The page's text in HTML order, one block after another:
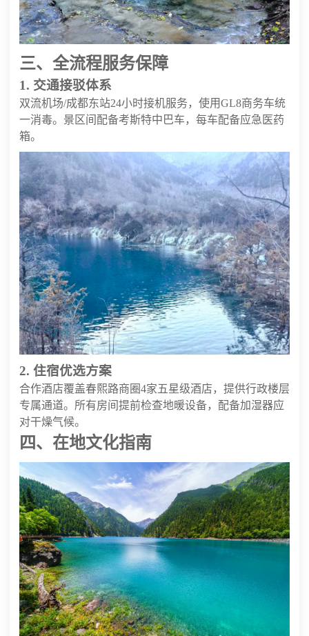
三、全流程服务保障
1. 交通接驳体系
双流机场/成都东站24小时接机服务，使用GL8商务车统
一消毒。景区间配备考斯特中巴车，每车配备应急医药
箱。
2. 住宿优选方案
合作酒店覆盖春熙路商圈4家五星级酒店，提供行政楼层
专属通道。所有房间提前检查地暖设备，配备加湿器应
对干燥气候。
四、在地文化指南